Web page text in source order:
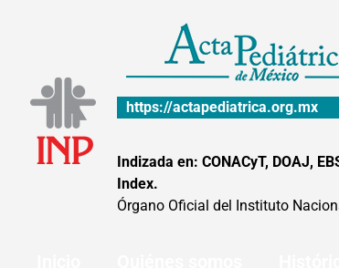
https://actapediatrica.org.mx
Indizada en: CONACyT, DOAJ,
Index.
Órgano Oficial del Instituto